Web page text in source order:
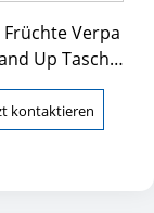
Verpa
Up Tasche
Fenster
kontaktieren